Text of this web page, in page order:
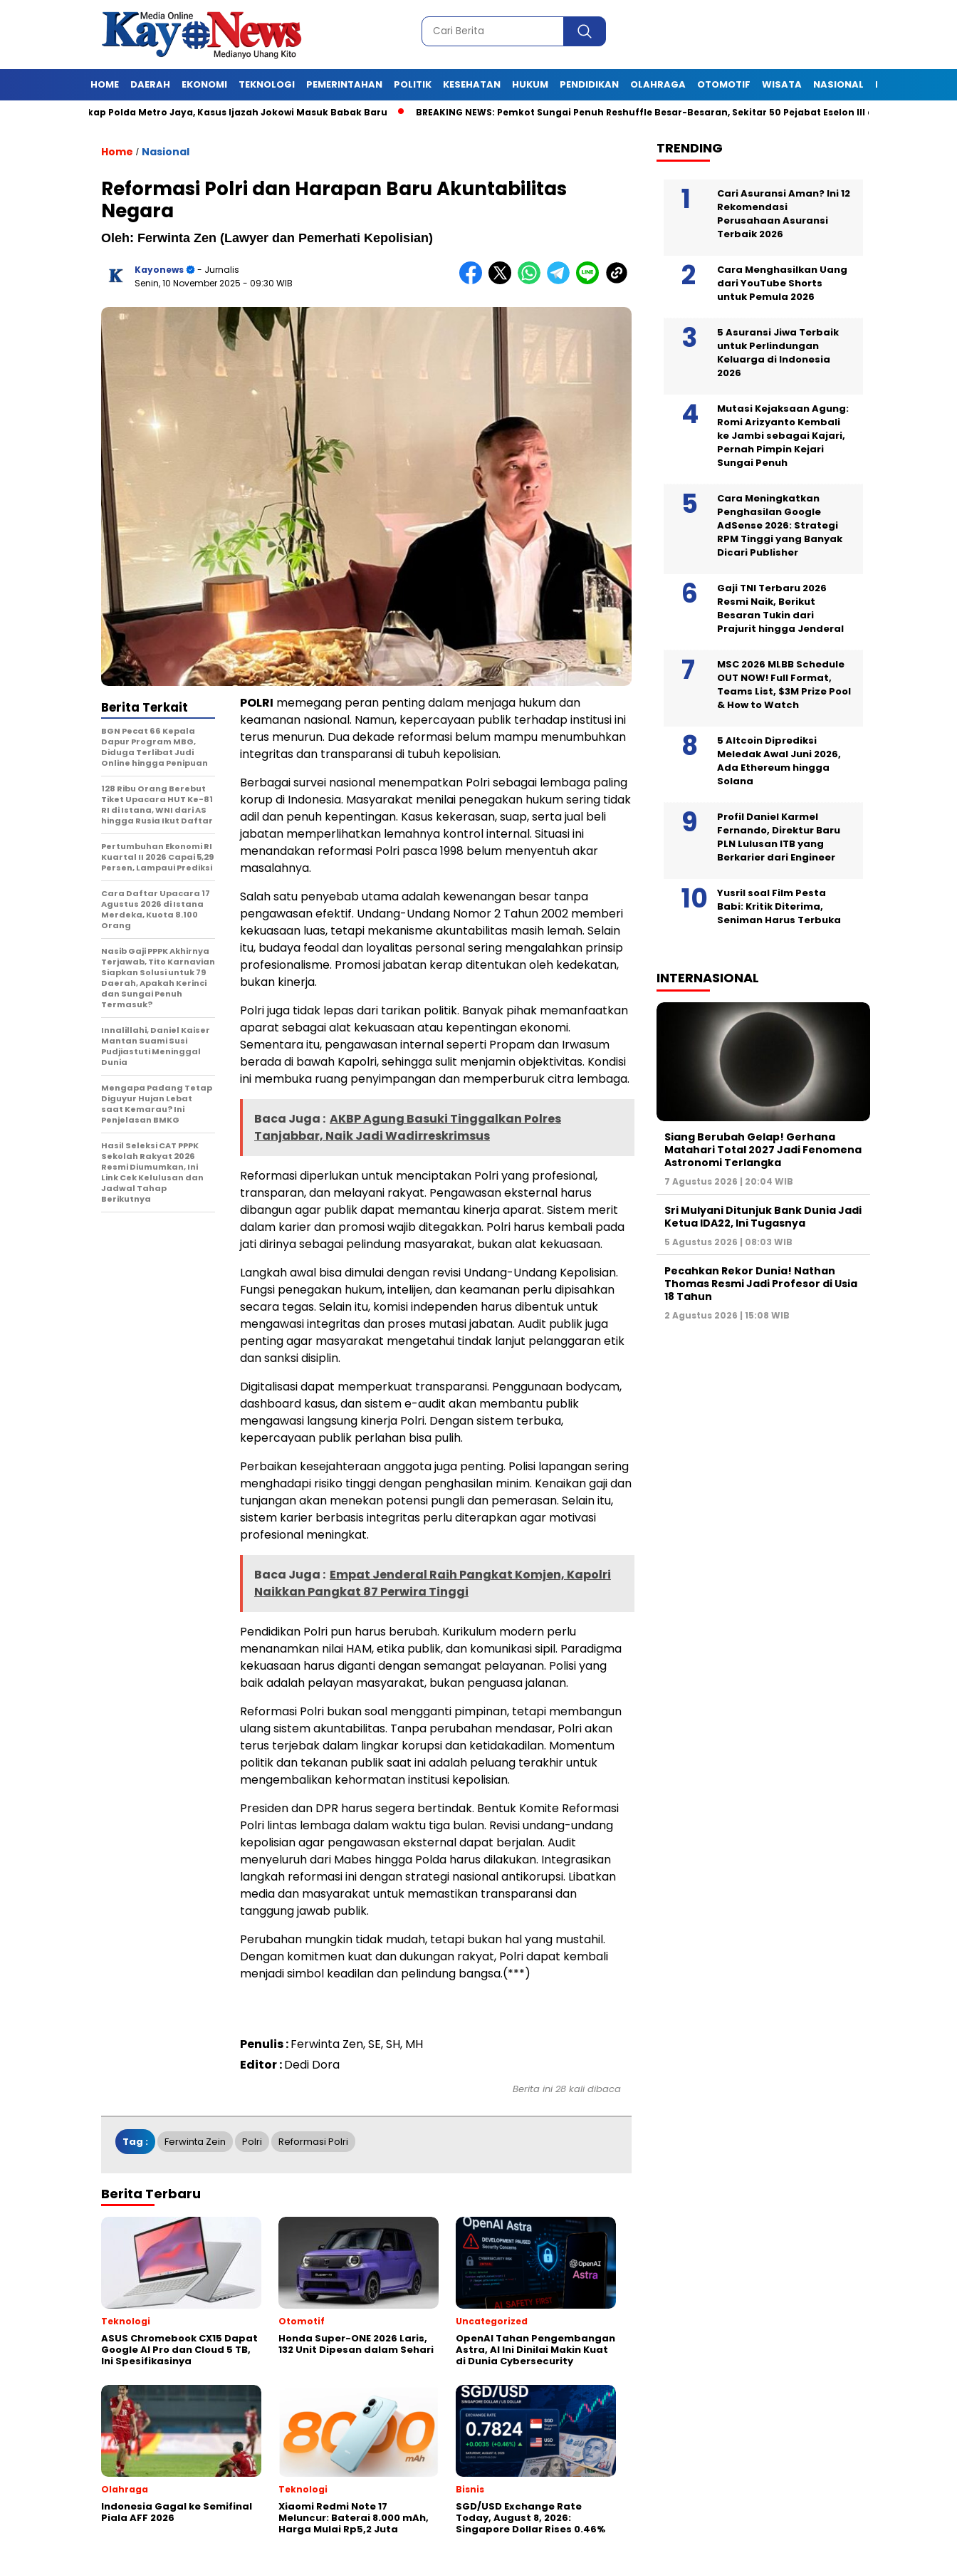
HOME DAERAH EKONOMI TEKNOLOGI PEMERINTAHAN POLITIK KESEHATAN HUKUM PENDIDIKAN OLAHRAGA OTOMOTIF WISATA NASIONAL INTERNASIONAL
Ditangkap Polda Metro Jaya, Kasus Ijazah Jokowi Masuk Babak Baru BREAKING NEWS: Pemkot Sungai Penuh Reshuffle Besar-Besaran, Sekitar 50 Pejabat Eselon III dan IV Dilantik Malam Ini
Home / Nasional
Reformasi Polri dan Harapan Baru Akuntabilitas
Negara
Oleh: Ferwinta Zen (Lawyer dan Pemerhati Kepolisian)
Kayonews
- Jurnalis
Senin, 10 November 2025 - 09:30 WIB
POLRI memegang peran penting dalam menjaga hukum dan
keamanan nasional. Namun, kepercayaan publik terhadap institusi ini
terus menurun. Dua dekade reformasi belum mampu menumbuhkan
integritas dan transparansi di tubuh kepolisian.
Berbagai survei nasional menempatkan Polri sebagai lembaga paling
korup di Indonesia. Masyarakat menilai penegakan hukum sering tidak
adil dan penuh kepentingan. Kasus kekerasan, suap, serta jual beli
jabatan memperlihatkan lemahnya kontrol internal. Situasi ini
menandakan reformasi Polri pasca 1998 belum menyentuh akar
masalahnya.
Salah satu penyebab utama adalah kewenangan besar tanpa
pengawasan efektif. Undang-Undang Nomor 2 Tahun 2002 memberi
kekuasaan luas, tetapi mekanisme akuntabilitas masih lemah. Selain
itu, budaya feodal dan loyalitas personal sering mengalahkan prinsip
profesionalisme. Promosi jabatan kerap ditentukan oleh kedekatan,
bukan kinerja.
Polri juga tidak lepas dari tarikan politik. Banyak pihak memanfaatkan
aparat sebagai alat kekuasaan atau kepentingan ekonomi.
Sementara itu, pengawasan internal seperti Propam dan Irwasum
berada di bawah Kapolri, sehingga sulit menjamin objektivitas. Kondisi
ini membuka ruang penyimpangan dan memperburuk citra lembaga.
Baca Juga : AKBP Agung Basuki Tinggalkan Polres
Tanjabbar, Naik Jadi Wadirreskrimsus
Reformasi diperlukan untuk menciptakan Polri yang profesional,
transparan, dan melayani rakyat. Pengawasan eksternal harus
dibangun agar publik dapat memantau kinerja aparat. Sistem merit
dalam karier dan promosi wajib ditegakkan. Polri harus kembali pada
jati dirinya sebagai pelindung masyarakat, bukan alat kekuasaan.
Langkah awal bisa dimulai dengan revisi Undang-Undang Kepolisian.
Fungsi penegakan hukum, intelijen, dan keamanan perlu dipisahkan
secara tegas. Selain itu, komisi independen harus dibentuk untuk
mengawasi integritas dan proses mutasi jabatan. Audit publik juga
penting agar masyarakat mengetahui tindak lanjut pelanggaran etik
dan sanksi disiplin.
Digitalisasi dapat memperkuat transparansi. Penggunaan bodycam,
dashboard kasus, dan sistem e-audit akan membantu publik
mengawasi langsung kinerja Polri. Dengan sistem terbuka,
kepercayaan publik perlahan bisa pulih.
Perbaikan kesejahteraan anggota juga penting. Polisi lapangan sering
menghadapi risiko tinggi dengan penghasilan minim. Kenaikan gaji dan
tunjangan akan menekan potensi pungli dan pemerasan. Selain itu,
sistem karier berbasis integritas perlu diterapkan agar motivasi
profesional meningkat.
Baca Juga : Empat Jenderal Raih Pangkat Komjen, Kapolri
Naikkan Pangkat 87 Perwira Tinggi
Pendidikan Polri pun harus berubah. Kurikulum modern perlu
menanamkan nilai HAM, etika publik, dan komunikasi sipil. Paradigma
kekuasaan harus diganti dengan semangat pelayanan. Polisi yang
baik adalah pelayan masyarakat, bukan penguasa jalanan.
Reformasi Polri bukan soal mengganti pimpinan, tetapi membangun
ulang sistem akuntabilitas. Tanpa perubahan mendasar, Polri akan
terus terjebak dalam lingkar korupsi dan ketidakadilan. Momentum
politik dan tekanan publik saat ini adalah peluang terakhir untuk
mengembalikan kehormatan institusi kepolisian.
Presiden dan DPR harus segera bertindak. Bentuk Komite Reformasi
Polri lintas lembaga dalam waktu tiga bulan. Revisi undang-undang
kepolisian agar pengawasan eksternal dapat berjalan. Audit
menyeluruh dari Mabes hingga Polda harus dilakukan. Integrasikan
langkah reformasi ini dengan strategi nasional antikorupsi. Libatkan
media dan masyarakat untuk memastikan transparansi dan
tanggung jawab publik.
Perubahan mungkin tidak mudah, tetapi bukan hal yang mustahil.
Dengan komitmen kuat dan dukungan rakyat, Polri dapat kembali
menjadi simbol keadilan dan pelindung bangsa.(***)
Penulis :Ferwinta Zen, SE, SH, MH
Editor :Dedi Dora
Berita Terkait
BGN Pecat 66 Kepala
Dapur Program MBG,
Diduga Terlibat Judi
Online hingga Penipuan
128 Ribu Orang Berebut
Tiket Upacara HUT Ke-81
RI di Istana, WNI dari AS
hingga Rusia Ikut Daftar
Pertumbuhan Ekonomi RI
Kuartal II 2026 Capai 5,29
Persen, Lampaui Prediksi
Cara Daftar Upacara 17
Agustus 2026 di Istana
Merdeka, Kuota 8.100
Orang
Nasib Gaji PPPK Akhirnya
Terjawab, Tito Karnavian
Siapkan Solusi untuk 79
Daerah, Apakah Kerinci
dan Sungai Penuh
Termasuk?
Innalillahi, Daniel Kaiser
Mantan Suami Susi
Pudjiastuti Meninggal
Dunia
Mengapa Padang Tetap
Diguyur Hujan Lebat
saat Kemarau? Ini
Penjelasan BMKG
Hasil Seleksi CAT PPPK
Sekolah Rakyat 2026
Resmi Diumumkan, Ini
Link Cek Kelulusan dan
Jadwal Tahap
Berikutnya
Berita ini 28 kali dibaca
Tag : Ferwinta Zein Polri Reformasi Polri
Berita Terbaru
Teknologi
ASUS Chromebook CX15 Dapat
Google AI Pro dan Cloud 5 TB,
Ini Spesifikasinya
Otomotif
Honda Super-ONE 2026 Laris,
132 Unit Dipesan dalam Sehari
Uncategorized
OpenAI Tahan Pengembangan
Astra, AI Ini Dinilai Makin Kuat
di Dunia Cybersecurity
Olahraga
Indonesia Gagal ke Semifinal
Piala AFF 2026
Teknologi
Xiaomi Redmi Note 17
Meluncur: Baterai 8.000 mAh,
Harga Mulai Rp5,2 Juta
Bisnis
SGD/USD Exchange Rate
Today, August 8, 2026:
Singapore Dollar Rises 0.46%
TRENDING
Cari Asuransi Aman? Ini 12
Rekomendasi
Perusahaan Asuransi
Terbaik 2026
Cara Menghasilkan Uang
dari YouTube Shorts
untuk Pemula 2026
5 Asuransi Jiwa Terbaik
untuk Perlindungan
Keluarga di Indonesia
2026
Mutasi Kejaksaan Agung:
Romi Arizyanto Kembali
ke Jambi sebagai Kajari,
Pernah Pimpin Kejari
Sungai Penuh
Cara Meningkatkan
Penghasilan Google
AdSense 2026: Strategi
RPM Tinggi yang Banyak
Dicari Publisher
Gaji TNI Terbaru 2026
Resmi Naik, Berikut
Besaran Tukin dari
Prajurit hingga Jenderal
MSC 2026 MLBB Schedule
OUT NOW! Full Format,
Teams List, $3M Prize Pool
& How to Watch
5 Altcoin Diprediksi
Meledak Awal Juni 2026,
Ada Ethereum hingga
Solana
Profil Daniel Karmel
Fernando, Direktur Baru
PLN Lulusan ITB yang
Berkarier dari Engineer
Yusril soal Film Pesta
Babi: Kritik Diterima,
Seniman Harus Terbuka
INTERNASIONAL
Siang Berubah Gelap! Gerhana
Matahari Total 2027 Jadi Fenomena
Astronomi Terlangka
7 Agustus 2026 | 20:04 WIB
Sri Mulyani Ditunjuk Bank Dunia Jadi
Ketua IDA22, Ini Tugasnya
5 Agustus 2026 | 08:03 WIB
Pecahkan Rekor Dunia! Nathan
Thomas Resmi Jadi Profesor di Usia
18 Tahun
2 Agustus 2026 | 15:08 WIB